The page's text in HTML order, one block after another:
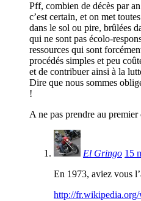
Pff, combien de décès par
c’est certain, et on met
dans le sol ou pire, brûlées
qui ne sont pas écolo-
ressources qui sont
procédés simples et peu
et de contribuer ainsi à la
Dire que nous sommes
!
A ne pas prendre au premier
El Gringo 15
En 1973, aviez vous
http://